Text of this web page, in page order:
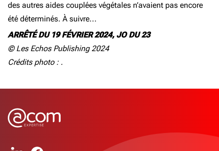
des autres aides couplées végétales n’avaient pas encore
été déterminés. À suivre...
ARRÊTÉ DU 19 FÉVRIER 2024, JO DU 23
© Les Echos Publishing 2024
Crédits photo : .